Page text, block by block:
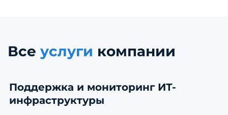
Все услуги компании
Поддержка и мониторинг ИТ-
инфраструктуры